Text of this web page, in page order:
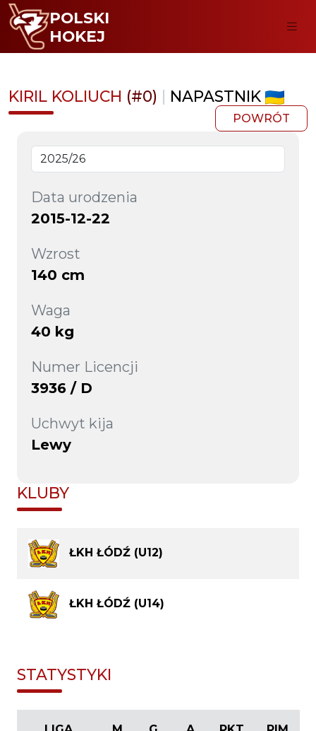
POLSKI
HOKEJ
KIRIL KOLIUCH (#0) | NAPASTNIK
POWRÓT
Data urodzenia
2015-12-22
Wzrost
140 cm
Waga
40 kg
Numer Licencji
3936 / D
Uchwyt kija
Lewy
KLUBY
ŁKH ŁÓDŹ (U12)
ŁKH ŁÓDŹ (U14)
STATYSTYKI